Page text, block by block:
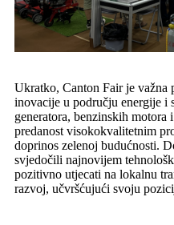
Ukratko, Canton Fair je važna
inovacije u području energije i
generatora, benzinskih motora
predanost visokokvalitetnim
doprinos zelenoj budućnosti.
svjedočili najnovijem
pozitivno utjecati na lokalnu
razvoj, učvršćujući svoju